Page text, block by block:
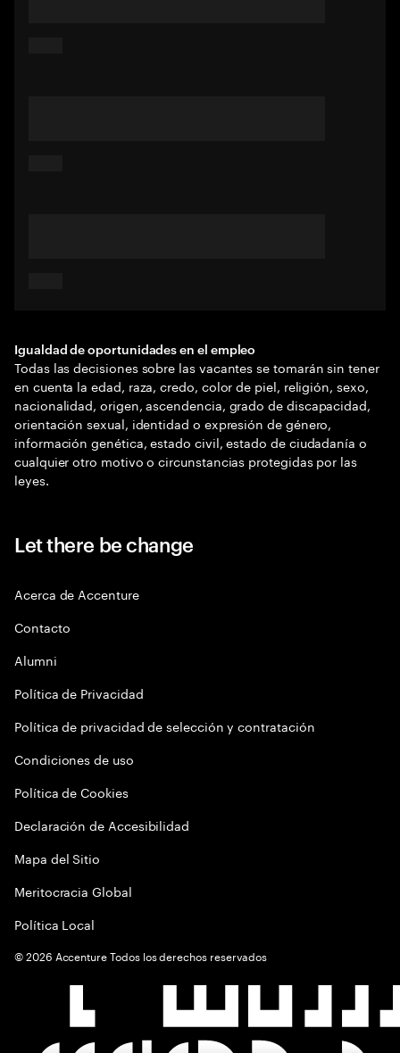
Igualdad de oportunidades en el empleo
Todas las decisiones sobre las vacantes se tomarán sin tener
en cuenta la edad, raza, credo, color de piel, religión, sexo,
nacionalidad, origen, ascendencia, grado de discapacidad,
orientación sexual, identidad o expresión de género,
información genética, estado civil, estado de ciudadanía o
cualquier otro motivo o circunstancias protegidas por las
leyes.
Let there be change
Acerca de Accenture
Contacto
Alumni
Política de Privacidad
Política de privacidad de selección y contratación
Condiciones de uso
Política de Cookies
Declaración de Accesibilidad
Mapa del Sitio
Meritocracia Global
Política Local
©2026 Accenture Todos los derechos reservados